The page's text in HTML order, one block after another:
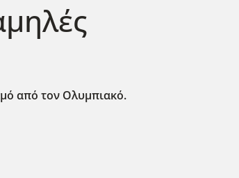
από τον Ολυμπιακό.